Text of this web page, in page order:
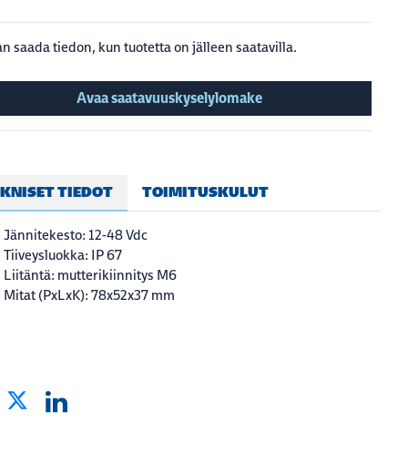
saada tiedon, kun tuotetta on jälleen saatavilla.
Avaa saatavuuskyselylomake
TIEDOT TOIMITUSKULUT
Jännitekesto: 12-48 Vdc
Tiiveysluokka: IP 67
Liitäntä: mutterikiinnitys M6
Mitat (PxLxK): 78x52x37 mm